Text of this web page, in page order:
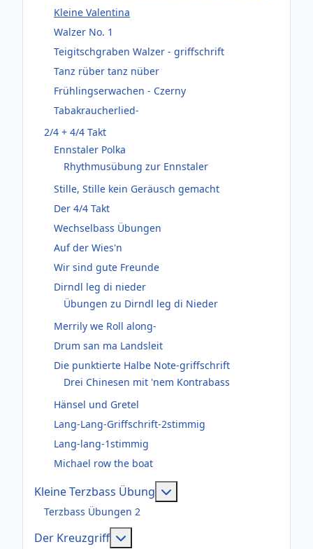
Kleine Valentina
Walzer No. 1
Teigitschgraben Walzer - griffschrift
Tanz rüber tanz nüber
Frühlingserwachen - Czerny
Tabakraucherlied-
2/4 + 4/4 Takt
Ennstaler Polka
Rhythmusübung zur Ennstaler
Stille, Stille kein Geräusch gemacht
Der 4/4 Takt
Wechselbass Übungen
Auf der Wies'n
Wir sind gute Freunde
Dirndl leg di nieder
Übungen zu Dirndl leg di Nieder
Merrily we Roll along-
Drum san ma Landsleit
Die punktierte Halbe Note-griffschrift
Drei Chinesen mit 'nem Kontrabass
Hänsel und Gretel
Lang-Lang-Griffschrift-2stimmig
Lang-lang-1stimmig
Michael row the boat
Kleine Terzbass Übung
Terzbass Übungen 2
Der Kreuzgriff